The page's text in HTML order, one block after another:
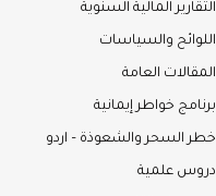
التقارير المالية السنوية
اللوائح والسياسات
المقالات العامة
برنامج خواطر إيمانية
خطر السحر والشعوذة – اردو
دروس علمية